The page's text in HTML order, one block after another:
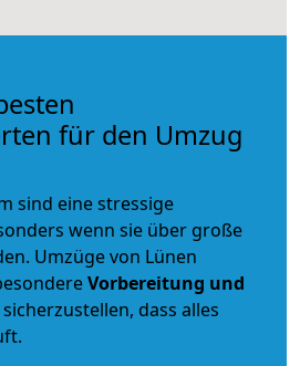
für den Umzug
sind eine stressige
wenn sie über große
Umzüge von Lünen
Vorbereitung und
dass alles